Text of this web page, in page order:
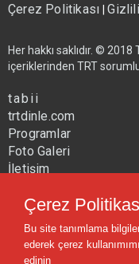
Çerez Politikası|
Her hakkı saklıdır. ©
içeriklerinden TRT
tabii
trtdinle.com
Programlar
Foto Galeri
İletişim
trtavaz.com.tr
trtmuzik.net.tr
trtcocuk.net.tr
Çerez
Bu site tanımlama
ederek çerez
edinin